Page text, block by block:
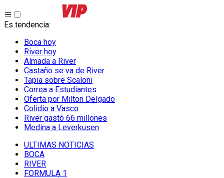
Es tendencia:
Boca hoy
River hoy
Almada a River
Castaño se va de River
Tapia sobre Scaloni
Correa a Estudiantes
Oferta por Milton Delgado
Colidio a Vasco
River gastó 66 millones
Medina a Leverkusen
ULTIMAS NOTICIAS
BOCA
RIVER
FORMULA 1